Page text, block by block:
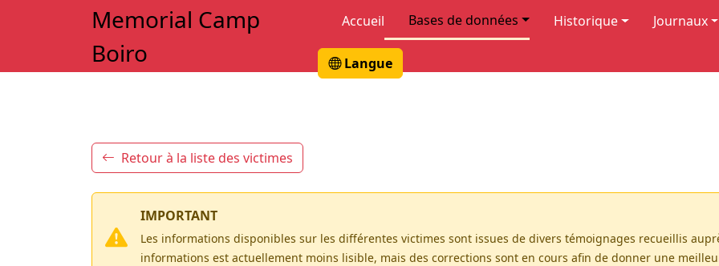
Memorial Camp
Boiro
Accueil Bases de données Historique Journaux
Langue
Retour à la liste des victimes
IMPORTANT
Les informations disponibles sur les différentes victimes sont issues de divers témoignages recueillis
informations est actuellement moins lisible, mais des corrections sont en cours afin de donner une